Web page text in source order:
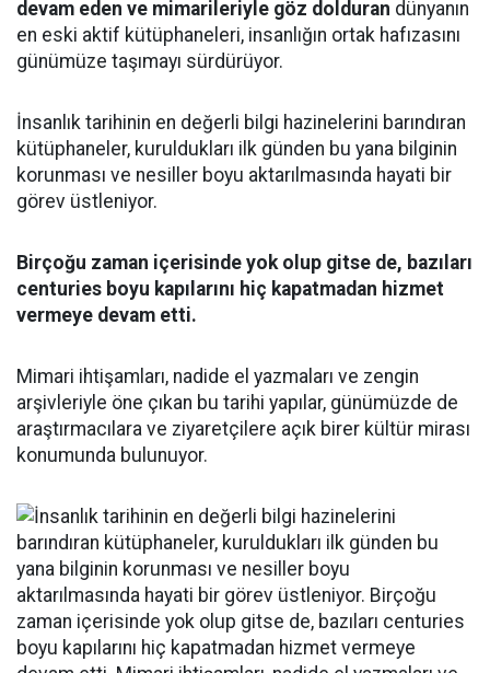
devam eden ve mimarileriyle göz dolduran dünyanın
en eski aktif kütüphaneleri, insanlığın ortak hafızasını
günümüze taşımayı sürdürüyor.
İnsanlık tarihinin en değerli bilgi hazinelerini barındıran
kütüphaneler, kuruldukları ilk günden bu yana bilginin
korunması ve nesiller boyu aktarılmasında hayati bir
görev üstleniyor.
Birçoğu zaman içerisinde yok olup gitse de, bazıları
centuries boyu kapılarını hiç kapatmadan hizmet
vermeye devam etti.
Mimari ihtişamları, nadide el yazmaları ve zengin
arşivleriyle öne çıkan bu tarihi yapılar, günümüzde de
araştırmacılara ve ziyaretçilere açık birer kültür mirası
konumunda bulunuyor.